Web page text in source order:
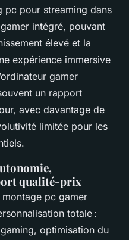
pc pour streaming dans
intégré, pouvant
élevé et la
expérience immersive
gamer
un rapport
avec davantage de
limitée pour les
qualité-prix
pc gamer
totale :
optimisation du